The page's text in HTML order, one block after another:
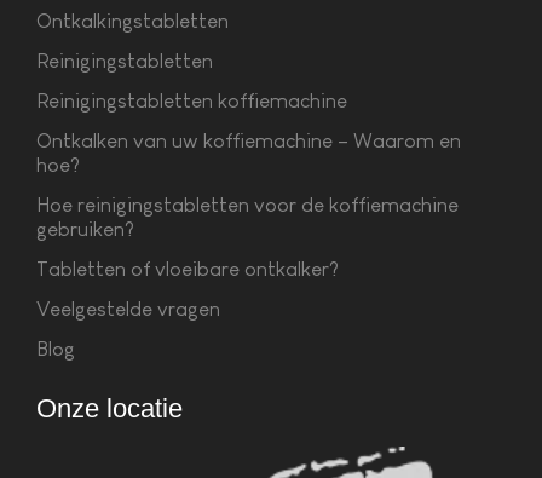
Ontkalkingstabletten
Reinigingstabletten
Reinigingstabletten koffiemachine
Ontkalken van uw koffiemachine – Waarom en
hoe?
Hoe reinigingstabletten voor de koffiemachine
gebruiken?
Tabletten of vloeibare ontkalker?
Veelgestelde vragen
Blog
Onze locatie